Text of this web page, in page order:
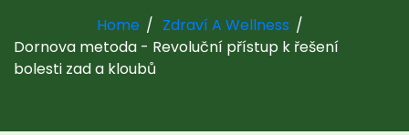
Home
Zdraví A Wellness
Dornova metoda - Revoluční přístup k řešení
bolesti zad a kloubů